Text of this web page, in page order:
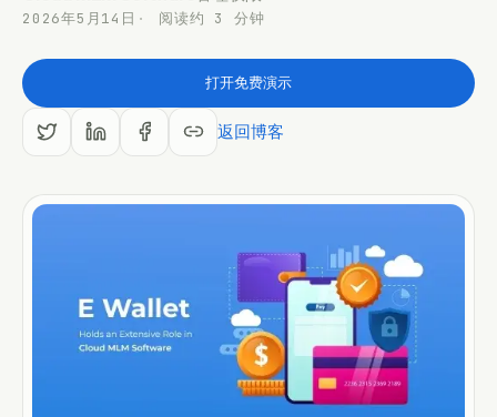
2026年5月14日 阅读约 3 分钟
打开免费演示
返回博客